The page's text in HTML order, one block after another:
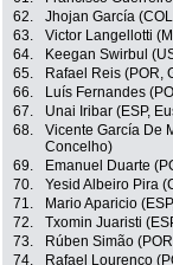
62.
Jhojan García
63.
Victor Langellotti
64.
Keegan Swirbul
65.
Rafael Reis (POR,
66.
Luís Fernandes
67.
Unai Iribar (ESP,
68.
Vicente García De
Concelho)
69. Emanuel Duarte
70.
Yesid Albeiro Pira
71.
Mario Aparicio
72.
Txomin Juaristi
73.
Rúben Simão
74.
Rafael Lourenço